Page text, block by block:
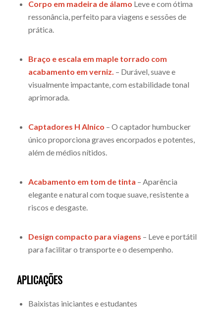
Corpo em madeira de álamo Leve e com ótima
ressonância, perfeito para viagens e sessões de
prática.
Braço e escala em maple torrado com
acabamento em verniz. – Durável, suave e
visualmente impactante, com estabilidade tonal
aprimorada.
Captadores H Alnico – O captador humbucker
único proporciona graves encorpados e potentes,
além de médios nítidos.
Acabamento em tom de tinta – Aparência
elegante e natural com toque suave, resistente a
riscos e desgaste.
Design compacto para viagens – Leve e portátil
para facilitar o transporte e o desempenho.
APLICAÇÕES
Baixistas iniciantes e estudantes